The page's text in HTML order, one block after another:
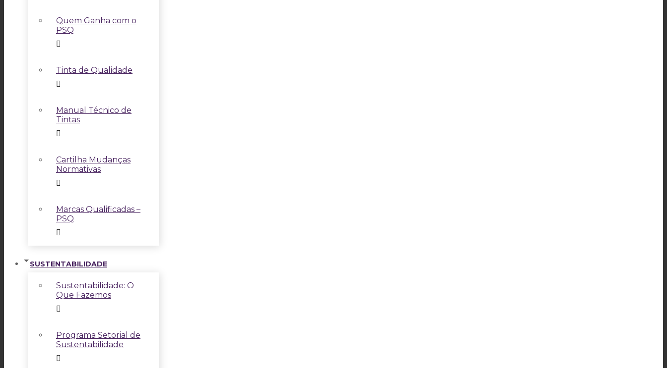
Quem Ganha com o
PSQ
Tinta de Qualidade
Manual Técnico de
Tintas
Cartilha Mudanças
Normativas
Marcas Qualificadas –
PSQ
SUSTENTABILIDADE
Sustentabilidade: O
Que Fazemos
Programa Setorial de
Sustentabilidade